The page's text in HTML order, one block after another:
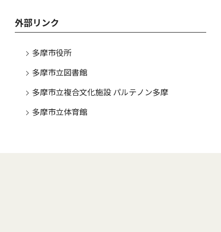
外部リンク
多摩市役所
多摩市立図書館
多摩市立複合文化施設 パルテノン多摩
多摩市立体育館